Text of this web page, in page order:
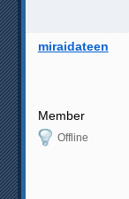
miraidateen
Member
Offline